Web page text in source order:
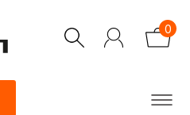
0